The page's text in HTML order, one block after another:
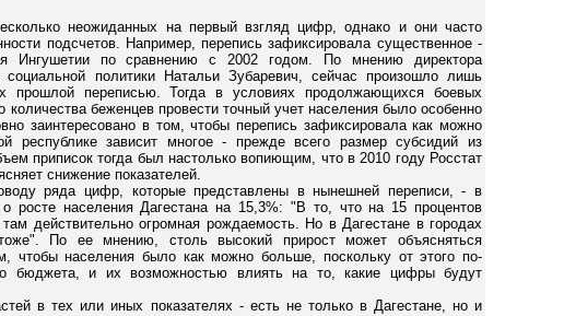
неожиданных на первый взгляд цифр, однако и они часто
подсчетов. Например, перепись зафиксировала существенное -
Ингушетии по сравнению с 2002 годом. По мнению директора
социальной политики Натальи Зубаревич, сейчас произошло лишь
прошлой переписью. Тогда в условиях продолжающихся боевых
беженцев провести точный учет населения было особенно
заинтересовано в том, чтобы перепись зафиксировала как можно
республике зависит многое - прежде всего размер субсидий из
приписок тогда был настолько вопиющим, что в 2010 году Росстат
снижение показателей.
ряда цифр, которые представлены в нынешней переписи, - в
росте населения Дагестана на 15,3%: "В то, что на 15 процентов
действительно огромная рождаемость. Но в Дагестане в городах
По ее мнению, столь высокий прирост может объясняться
чтобы населения было как можно больше, поскольку от этого по-
бюджета, и их возможностью влиять на то, какие цифры будут
в тех или иных показателях - есть не только в Дагестане, но и